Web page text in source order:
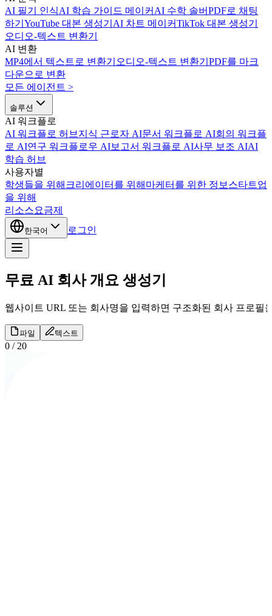
AI 필기 인식AI 학습 가이드 메이커 AI 수학 솔버PDF로 채팅
하기 YouTube 대본 생성기 AI 차트 메이커TikTok 대본 생성기
오디오-텍스트 변환기
AI 변환
MP4에서 텍스트로 변환기 오디오-텍스트 변환기 PDF를 마크
다운으로 변환
모든 에이전트 >
솔루션
AI 워크플로
AI 워크플로 허브 지식 근로자 AI문서 워크플로 AI회의 워크플
로 AI연구 워크플로우 AI보고서 워크플로 AI사무 보조 AIAI
학습 허브
사용자별
학생들을 위해 크리에이터를 위해 마케터를 위한 정보 스타트업
을 위해
리소스요금제
한국어 로그인
무료 AI 회사 개요 생성기
웹사이트 URL 또는 회사명을 입력하면 구조화된 회사 프로
파일 텍스트
0 / 20